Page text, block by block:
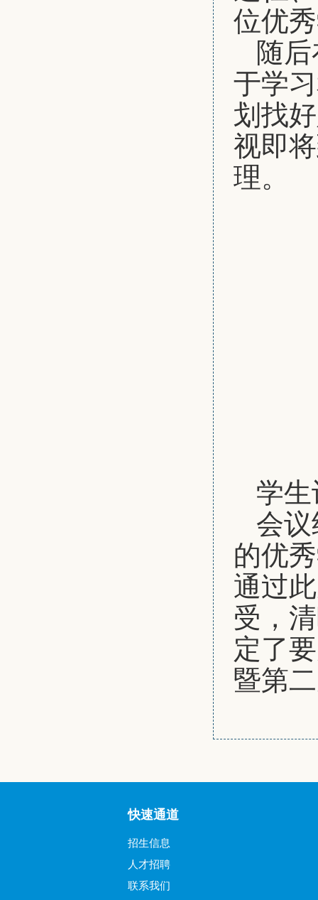
位优
随
于学
划找
视即
理。
学
会
的优
通过
受，
定了
暨第
快速通道
招生信息
人才招聘
联系我们